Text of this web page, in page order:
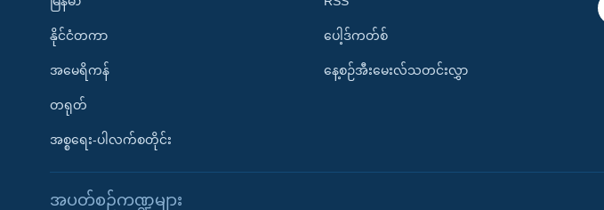
နိုင်ငံတကာ
အမေရိကန်
တရုတ်
အစ္စရေး-ပါလက်စတိုင်း
ပေါ့ဒ်ကတ်စ်
နေ့စဉ်အီးမေးလ်သတင်းလွှာ
အပတ်စဉ်ကဏ္ဍများ